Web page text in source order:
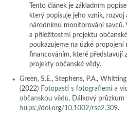
Tento článek je základním
který popisuje jeho vznik,
národnímu monitorování savců.
a příležitostmi projektu
poukazujeme na úzké propojení
financováním, které představují
projekty občanské vědy.
Green, S.E., Stephens, P.A.,
(2022) Fotopasti s fotografiemi a
občanskou vědu. Dálkový průzkum
https://doi.org/10.1002/rse2.309.